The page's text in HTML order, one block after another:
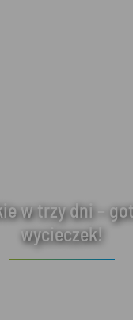
w trzy dni –
wycieczek!